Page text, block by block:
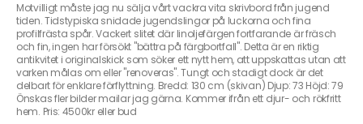
Motvilligt måste jag nu sälja vårt vackra vita skrivbord från jugend
tiden. Tidstypiska snidade jugendslingor på luckorna och fina
profilfrästa spår. Vackert slitet där linoljefärgen fortfarande är fräsch
och fin, ingen har försökt "bättra på färgbortfall". Detta är en riktig
antikvitet i originalskick som söker ett nytt hem, att uppskattas utan att
varken målas om eller "renoveras". Tungt och stadigt dock är det
delbart för enklare förflyttning. Bredd: 130 cm (skivan) Djup: 73 Höjd: 79
Önskas fler bilder mailar jag gärna. Kommer ifrån ett djur- och rökfritt
hem. Pris: 4500kr eller bud